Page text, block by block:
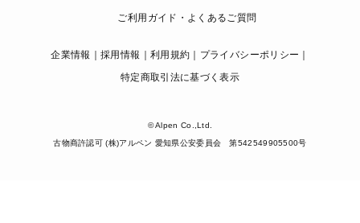
ご利用ガイド・よくあるご質問
企業情報 採用情報 利用規約
プライバシーポリシー
特定商取引法に基づく表示
© Alpen Co.,Ltd.
古物商許認可 (株)アルペン 愛知県公安委員会 第542549905500号